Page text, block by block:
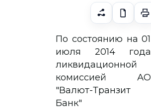
По состоянию на 01
июля 2014 года
ликвидационной
комиссией АО
"Валют-Транзит
Банк"